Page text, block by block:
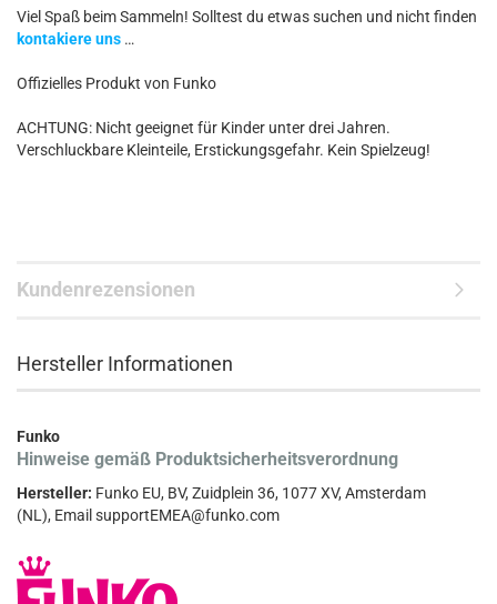
Viel Spaß beim Sammeln! Solltest du etwas suchen und nicht finden
kontakiere uns …
Offizielles Produkt von Funko
ACHTUNG: Nicht geeignet für Kinder unter drei Jahren.
Verschluckbare Kleinteile, Erstickungsgefahr. Kein Spielzeug!
Kundenrezensionen
Hersteller Informationen
Funko
Hinweise gemäß Produktsicherheitsverordnung
Hersteller: Funko EU, BV, Zuidplein 36, 1077 XV, Amsterdam
(NL), Email supportEMEA@funko.com